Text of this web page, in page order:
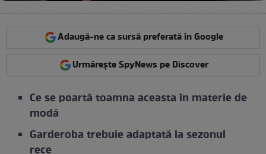
Adaugă-ne ca sursă preferată în Google
Urmărește SpyNews pe Discover
Ce se poartă toamna aceasta în materie de
modă
Garderoba trebuie adaptată la sezonul
rece